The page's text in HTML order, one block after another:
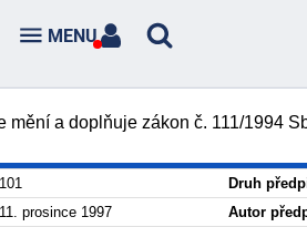
mění a doplňuje zákon č. 111/1994
101
Druh
11. prosince 1997
Autor
MENU